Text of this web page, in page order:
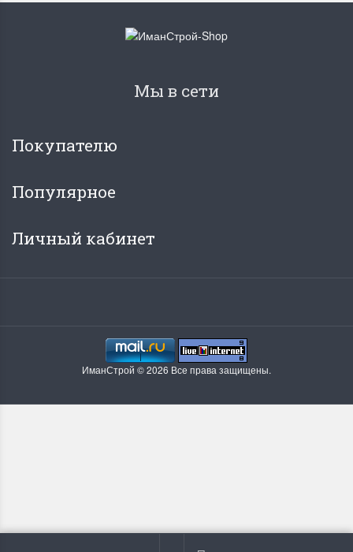
Мы в сети
Покупателю
Популярное
Личный кабинет
ИманСтрой © 2026 Все права защищены.